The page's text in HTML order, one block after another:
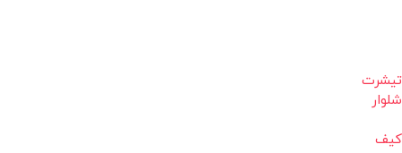
تیشرت
شلوار
کیف